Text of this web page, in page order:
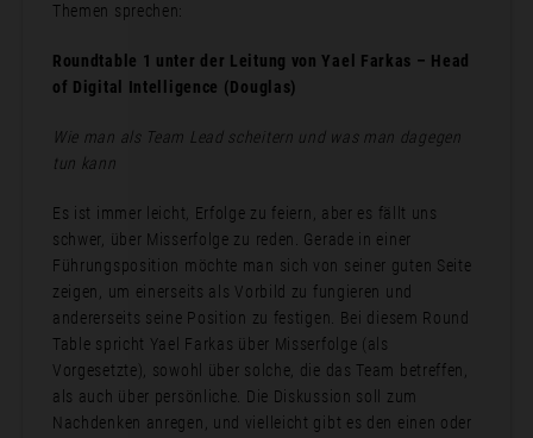
Themen sprechen:
Roundtable 1 unter der Leitung von Yael Farkas – Head
of Digital Intelligence (Douglas)
Wie man als Team Lead scheitern und was man dagegen
tun kann
Es ist immer leicht, Erfolge zu feiern, aber es fällt uns
schwer, über Misserfolge zu reden. Gerade in einer
Führungsposition möchte man sich von seiner guten Seite
zeigen, um einerseits als Vorbild zu fungieren und
andererseits seine Position zu festigen. Bei diesem Round
Table spricht Yael Farkas über Misserfolge (als
Vorgesetzte), sowohl über solche, die das Team betreffen,
als auch über persönliche. Die Diskussion soll zum
Nachdenken anregen, und vielleicht gibt es den einen oder